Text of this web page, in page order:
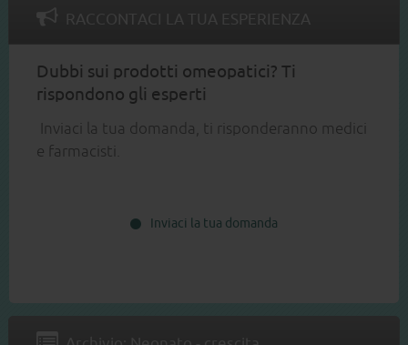
RACCONTACI LA TUA ESPERIENZA
Dubbi sui prodotti omeopatici? Ti
rispondono gli esperti
Inviaci la tua domanda, ti risponderanno medici
e farmacisti.
Inviaci la tua domanda